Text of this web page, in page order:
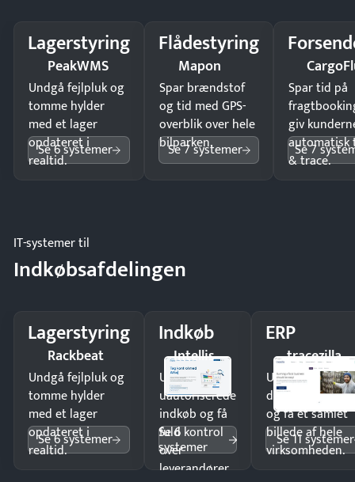
Lagerstyring
PeakWMS
Undgå fejlpluk og
tomme hylder
med et lager
opdateret i
realtid.
Se 6 systemer
Flådestyring
Mapon
Spar brændstof
og tid med GPS-
overblik over hele
bilparken.
Se 7 systemer
Spar tid på
giv
automatisk
& trace.
Se 7
IT-systemer til
Indkøbsafdelingen
Lagerstyring
Rackbeat
Undgå fejlpluk og
tomme hylder
med et lager
opdateret i
realtid.
Se 6 systemer
Indkøb
Intellis
Undgå
uautoriserede
indkøb og få
fuld kontrol
over
leverandører
Se 6
systemer
ERP
tracezilla
Undgå
og få ét samlet
billede af hele
virksomheden.
Se 11 systemer